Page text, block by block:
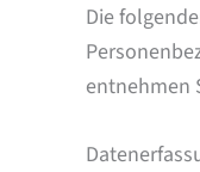
Die
entnehmen